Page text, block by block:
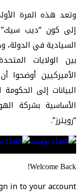
وتعد هذه المرة
إلى كون “ديب
السيادية في
بين الولايات
الأميركيين
البيانات إلى
الأساسية بشركة
“رويترز”.
Welcome Back!
in to your account